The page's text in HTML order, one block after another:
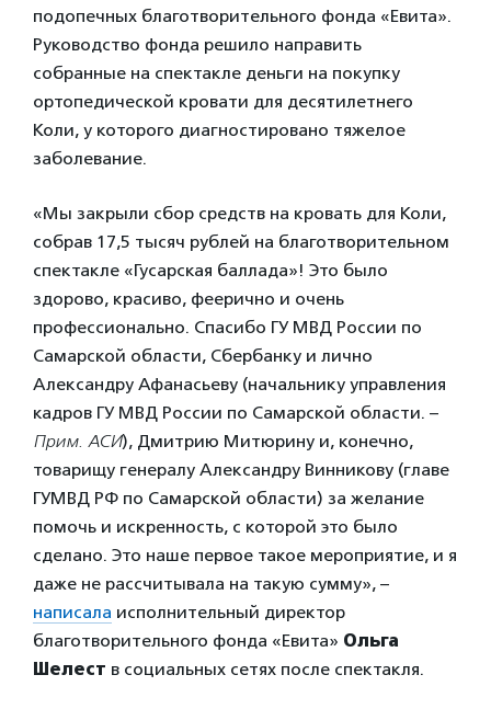
подопечных благотворительного фонда «Евита».
Руководство фонда решило направить
собранные на спектакле деньги на покупку
ортопедической кровати для десятилетнего
Коли, у которого диагностировано тяжелое
заболевание.
«Мы закрыли сбор средств на кровать для Коли,
собрав 17,5 тысяч рублей на благотворительном
спектакле «Гусарская баллада»! Это было
здорово, красиво, феерично и очень
профессионально. Спасибо ГУ МВД России по
Самарской области, Сбербанку и лично
Александру Афанасьеву (начальнику управления
кадров ГУ МВД России по Самарской области. –
Прим. АСИ), Дмитрию Митюрину и, конечно,
товарищу генералу Александру Винникову (главе
ГУМВД РФ по Самарской области) за желание
помочь и искренность, с которой это было
сделано. Это наше первое такое мероприятие, и я
даже не рассчитывала на такую сумму», –
написала исполнительный директор
благотворительного фонда «Евита» Ольга
Шелест в социальных сетях после спектакля.